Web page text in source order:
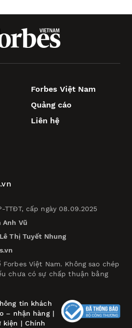
Forbes Việt Nam
Quảng cáo
Liên hệ
TTĐT, cấp ngày 08.09.2025
Anh Vũ
Lê Thị Tuyết Nhung
Việt Nam. Không sao chép
chưa có sự chấp thuận bằng
tin khách
– nhận hàng|
kiện | Chính